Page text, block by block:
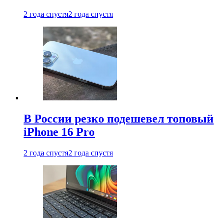
2 года спустя2 года спустя
В России резко подешевел топовый
iPhone 16 Pro
2 года спустя2 года спустя